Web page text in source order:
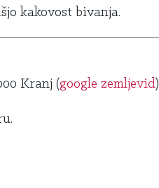
kakovost bivanja.
Kranj (google zemljevid)